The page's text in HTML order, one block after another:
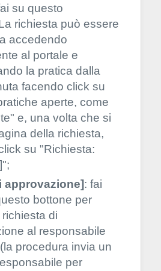
su questo
richiesta può essere
accedendo
al portale e
la pratica dalla
facendo click su
aperte, come
e, una volta che si
della richiesta,
su "Richiesta:
approvazione]: fai
bottone per
di
al responsabile
procedura invia un
per